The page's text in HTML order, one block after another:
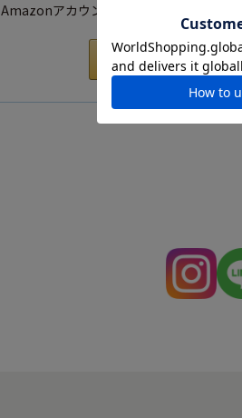
Amazonアカウントを利用し会員登録さ